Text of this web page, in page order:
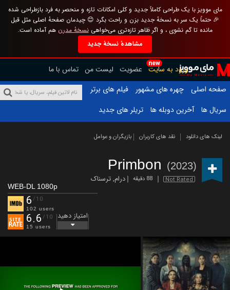
مای موویز با یک طراحی کاملاً جدید و کلی امکانات تازه و منحصر به فرد بازطراحی شده
🎉 حتماً یک سر به نسخهٔ جدید بزن و راحت بگرد 😊 چیدمان صفحهٔ اصلی مثل قبل
مانده تا گم نشوی ، و اگر ظاهر تازه‌تری می‌خواهینسخهٔ مدرن هم آماده است.
مشاهدهٔ نسخهٔ جدید
new
ورود به سایت عضویت لیست من تماس با ما
صفحه اصلی
چهره های مشهور
فیلم های برتر
سریال ها
آخرین دوبله ها تریلر های جدید
لینک های دانلود نقد های کاربران بازیگران و عوامل
Primbon (2023)
Not Rated 88 دقیقه درام,ترسناک
WEB-DL 1080p
6 /10
102 users
6.6 /10
15 users
امتیاز دهید